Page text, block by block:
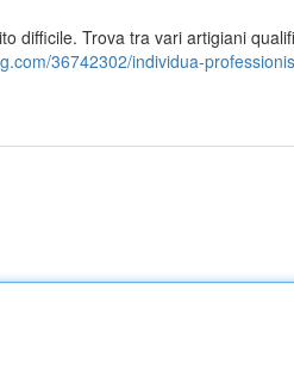
difficile. Trova tra vari artigiani
36742302/individua-